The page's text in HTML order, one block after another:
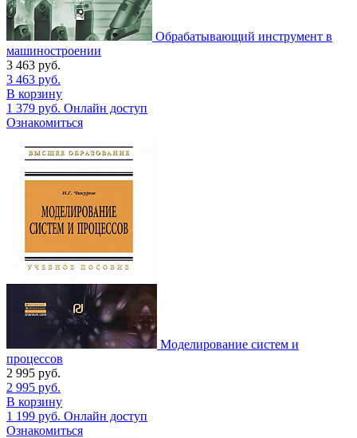
Обрабатывающий инструмент в
машиностроении
3 463 руб.
3 463 руб.
В корзину
1 379 руб. Онлайн доступ
Ознакомиться
Моделирование систем и
процессов
2 995 руб.
2 995 руб.
В корзину
1 199 руб. Онлайн доступ
Ознакомиться